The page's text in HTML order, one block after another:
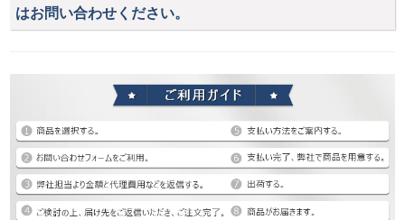
はお問い合わせください。